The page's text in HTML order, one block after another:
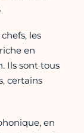
les
en
Ils sont tous
certains
en